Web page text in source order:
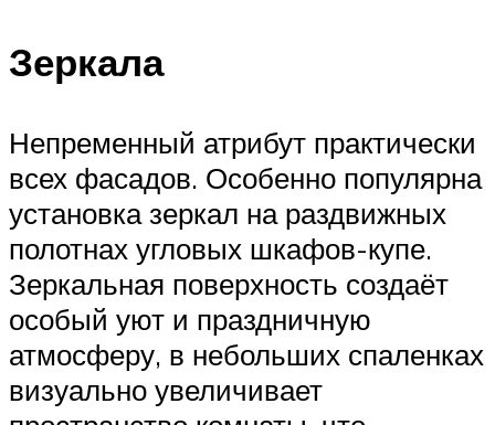
Зеркала
Непременный атрибут практически
всех фасадов. Особенно популярна
установка зеркал на раздвижных
полотнах угловых шкафов-купе.
Зеркальная поверхность создаёт
особый уют и праздничную
атмосферу, в небольших спаленках
визуально увеличивает